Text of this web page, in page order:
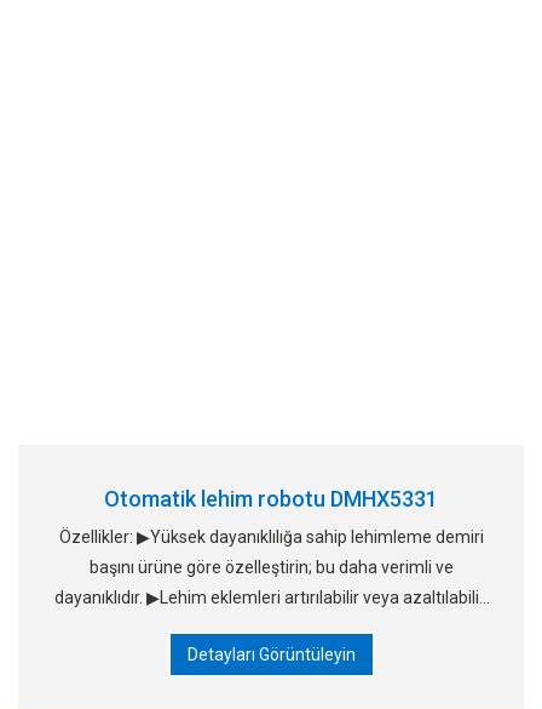
Otomatik lehim robotu DMHX5331
Özellikler: ▶Yüksek dayanıklılığa sahip lehimleme demiri
başını ürüne göre özelleştirin; bu daha verimli ve
dayanıklıdır. ▶Lehim eklemleri artırılabilir veya azaltılabilir,
Detayları Görüntüleyin